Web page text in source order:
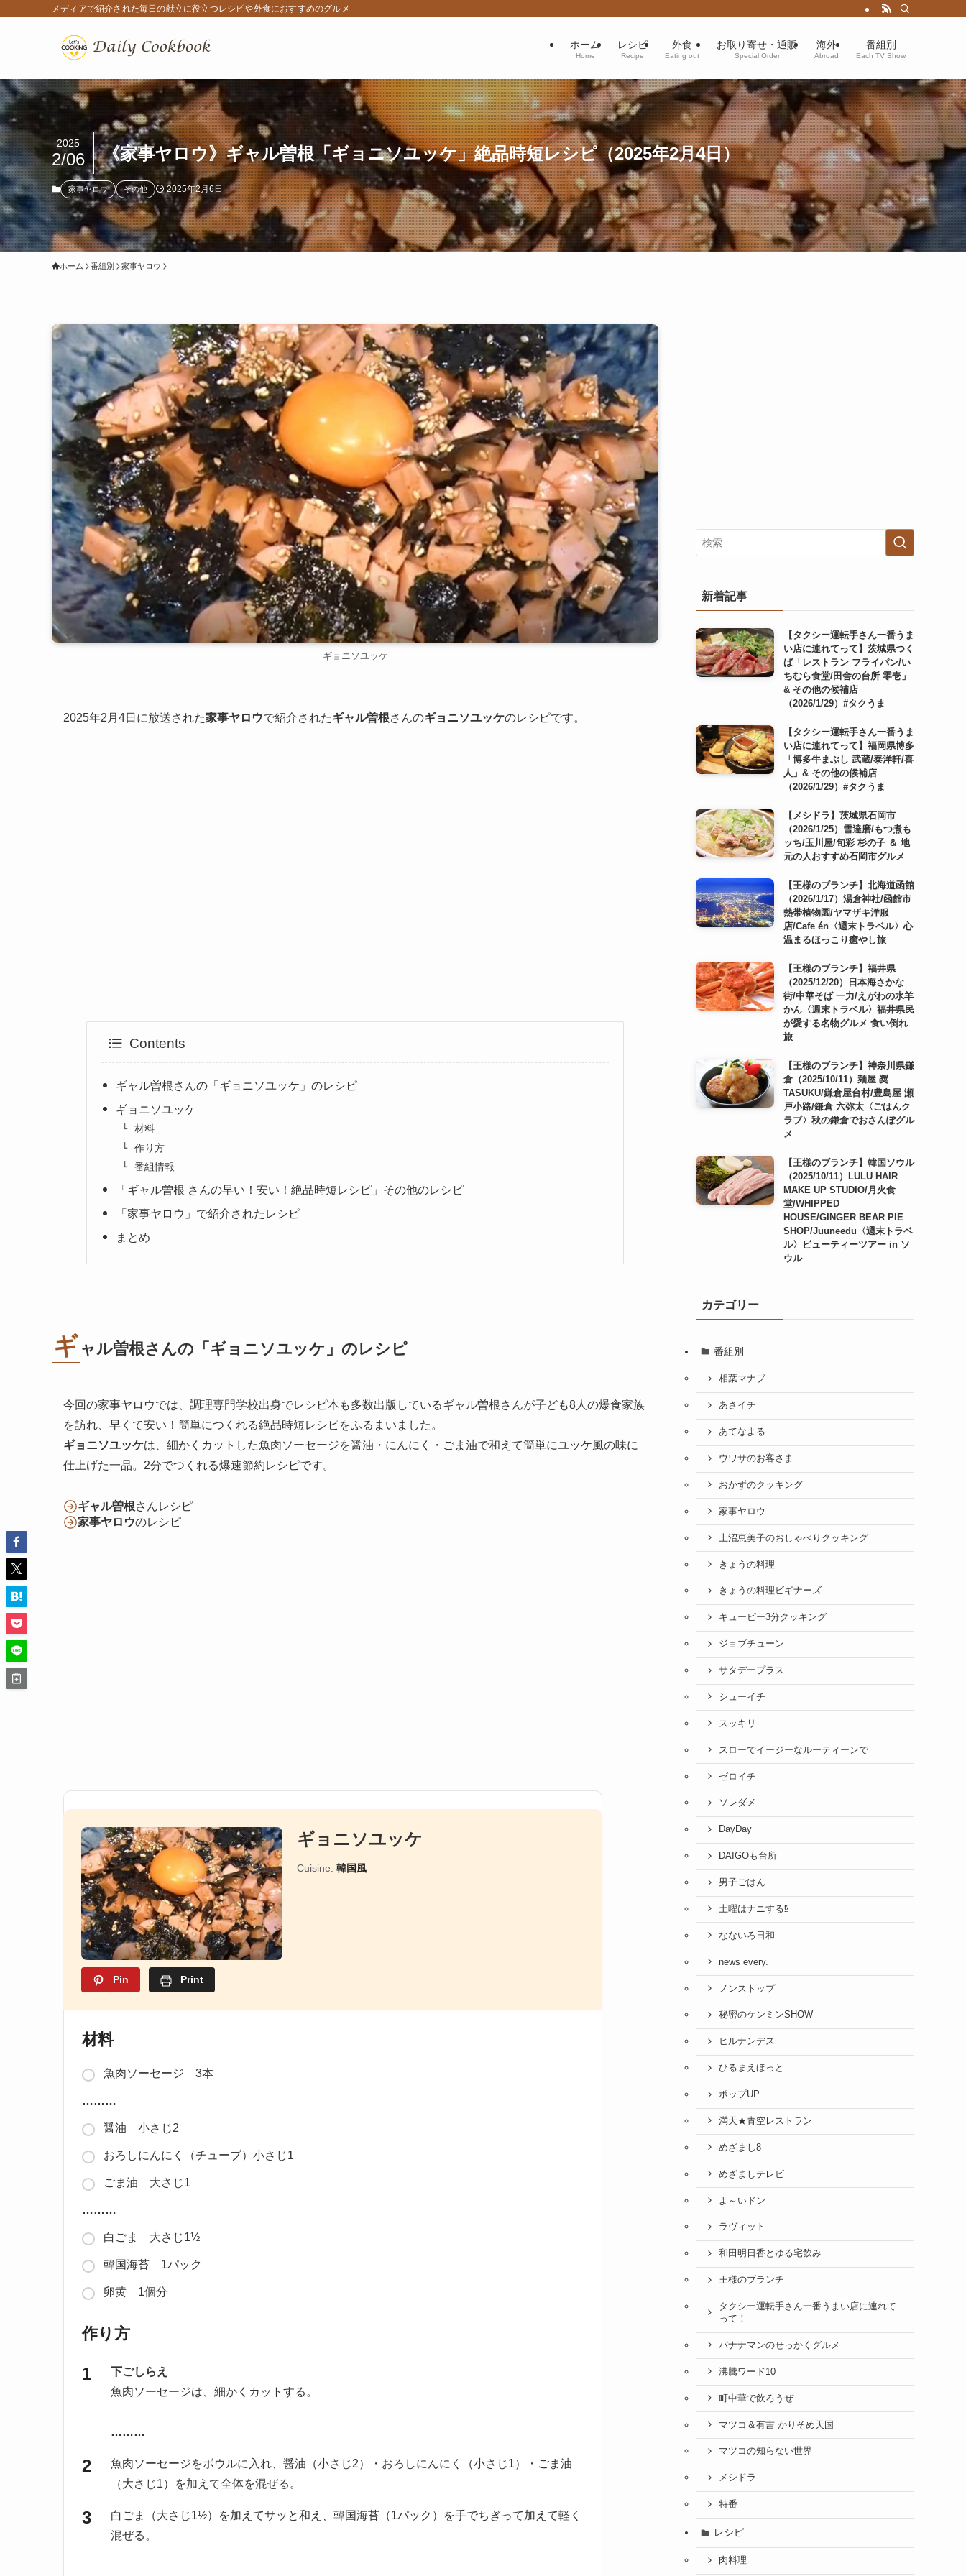
メディアで紹介された毎日の献立に役立つレシピや外食におすすめのグルメ
ホーム
Home
レシピ
Recipe
外食
Eating out
お取り寄せ・通販
Special Order
海外
Abroad
番組別
Each TV Show
《家事ヤロウ》ギャル曽根「ギョニソユッケ」絶品時短レシピ（2025年2月4日）
2025
2/06
家事ヤロウ その他 2025年2月6日
ホーム 番組別 家事ヤロウ
ギョニソユッケ
2025年2月4日に放送された家事ヤロウで紹介されたギャル曽根さんのギョニソユッケのレシピです。
Contents
ギャル曽根さんの「ギョニソユッケ」のレシピ
ギョニソユッケ
材料
作り方
番組情報
「ギャル曽根 さんの早い！安い！絶品時短レシピ」その他のレシピ
「家事ヤロウ」で紹介されたレシピ
まとめ
ギ ャル曽根さんの「ギョニソユッケ」のレシピ
今回の家事ヤロウでは、調理専門学校出身でレシピ本も多数出版しているギャル曽根さんが子ども8人の爆食家族
を訪れ、早くて安い！簡単につくれる絶品時短レシピをふるまいました。
ギョニソユッケは、細かくカットした魚肉ソーセージを醤油・にんにく・ごま油で和えて簡単にユッケ風の味に
仕上げた一品。2分でつくれる爆速節約レシピです。
ギャル曽根さんレシピ
家事ヤロウのレシピ
Pin Print
ギョニソユッケ
Cuisine: 韓国風
材料
魚肉ソーセージ 3本
………
醤油 小さじ2
おろしにんにく（チューブ）小さじ1
ごま油 大さじ1
………
白ごま 大さじ1½
韓国海苔 1パック
卵黄 1個分
作り方
下ごしらえ
魚肉ソーセージは、細かくカットする。
………
魚肉ソーセージをボウルに入れ、醤油（小さじ2）・おろしにんにく（小さじ1）・ごま油
（大さじ1）を加えて全体を混ぜる。
白ごま（大さじ1½）を加えてサッと和え、韓国海苔（1パック）を手でちぎって加えて軽く
混ぜる。
新着記事
【タクシー運転手さん一番うま
い店に連れてって】茨城県つく
ば「レストラン フライパン/い
ちむら食堂/田舎の台所 零壱」
& その他の候補店
（2026/1/29）#タクうま
【タクシー運転手さん一番うま
い店に連れてって】福岡県博多
「博多牛まぶし 武蔵/泰洋軒/喜
人」& その他の候補店
（2026/1/29）#タクうま
【メシドラ】茨城県石岡市
（2026/1/25）雪達磨/もつ煮も
ッち/玉川屋/旬彩 杉の子 ＆ 地
元の人おすすめ石岡市グルメ
【王様のブランチ】北海道函館
（2026/1/17）湯倉神社/函館市
熱帯植物園/ヤマザキ洋服
店/Cafe én〈週末トラベル〉心
温まるほっこり癒やし旅
【王様のブランチ】福井県
（2025/12/20）日本海さかな
街/中華そば 一力/えがわの水羊
かん〈週末トラベル〉福井県民
が愛する名物グルメ 食い倒れ
旅
【王様のブランチ】神奈川県鎌
倉（2025/10/11）麺屋 奨
TASUKU/鎌倉屋台村/豊島屋 瀬
戸小路/鎌倉 六弥太〈ごはんク
ラブ〉秋の鎌倉でおさんぽグル
メ
【王様のブランチ】韓国ソウル
（2025/10/11）LULU HAIR
MAKE UP STUDIO/月火食
堂/WHIPPED
HOUSE/GINGER BEAR PIE
SHOP/Juuneedu〈週末トラベ
ル〉ビューティーツアー in ソ
ウル
カテゴリー
番組別
相葉マナブ
あさイチ
あてなよる
ウワサのお客さま
おかずのクッキング
家事ヤロウ
上沼恵美子のおしゃべりクッキング
きょうの料理
きょうの料理ビギナーズ
キューピー3分クッキング
ジョブチューン
サタデープラス
シューイチ
スッキリ
スローでイージーなルーティーンで
ゼロイチ
ソレダメ
DayDay
DAIGOも台所
男子ごはん
土曜はナニする⁉
なないろ日和
news every.
ノンストップ
秘密のケンミンSHOW
ヒルナンデス
ひるまえほっと
ポップUP
満天★青空レストラン
めざまし8
めざましテレビ
よ～いドン
ラヴィット
和田明日香とゆる宅飲み
王様のブランチ
タクシー運転手さん一番うまい店に連れて
って！
バナナマンのせっかくグルメ
沸騰ワード10
町中華で飲ろうぜ
マツコ＆有吉 かりそめ天国
マツコの知らない世界
メシドラ
特番
レシピ
肉料理